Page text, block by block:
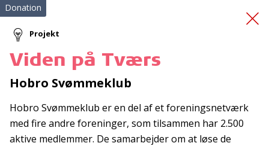
Massagestol til PAM
Donation
Projekt
Viden på Tværs
Hobro Svømmeklub
Hobro Svømmeklub er en del af et foreningsnetværk
med fire andre foreninger, som tilsammen har 2.500
aktive medlemmer. De samarbejder om at løse de